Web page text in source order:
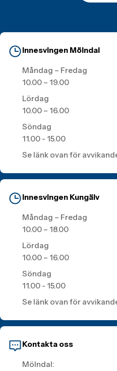
Innesvingen Mölndal
Måndag – Fredag
10.00 – 19.00
Lördag
10.00 – 16.00
Söndag
11.00 - 15.00
Se länk ovan för
Innesvingen Kungälv
Måndag – Fredag
10.00 – 18.00
Lördag
10.00 – 16.00
Söndag
11.00 - 15.00
Se länk ovan för
Kontakta oss
Mölndal: